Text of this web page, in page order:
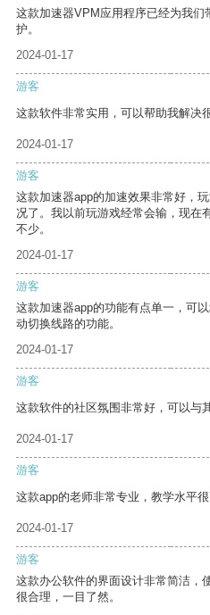
这款加速器VPM应用程序已经为我
护。
2024-01-17
游客
这款软件非常实用，可以帮助我解决
2024-01-17
游客
这款加速器app的加速效果非常好，
况了。我以前玩游戏经常会输，现在
不少。
2024-01-17
游客
这款加速器app的功能有点单一，可
动切换线路的功能。
2024-01-17
游客
这款软件的社区氛围非常好，可以与
2024-01-17
游客
这款app的老师非常专业，教学水平
2024-01-17
游客
这款办公软件的界面设计非常简洁，
很合理，一目了然。